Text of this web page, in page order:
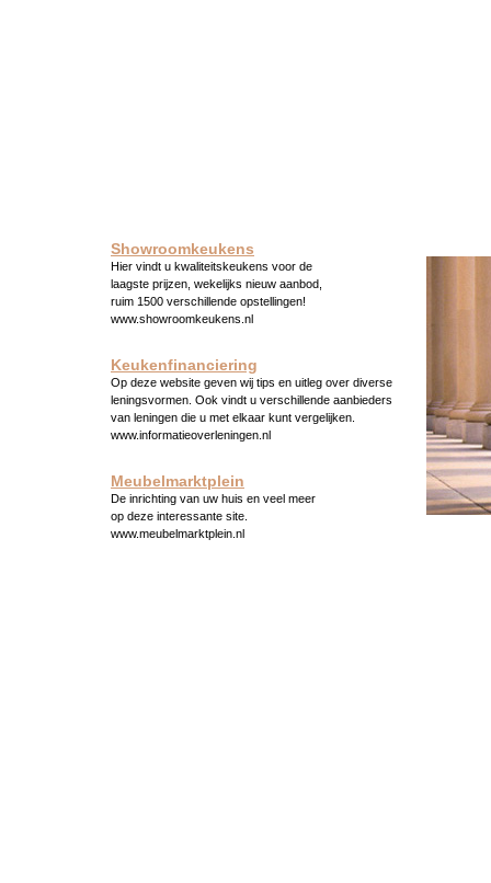
Showroomkeukens
Hier vindt u kwaliteitskeukens voor de
laagste prijzen, wekelijks nieuw aanbod,
ruim 1500 verschillende opstellingen!
www.showroomkeukens.nl
Keukenfinanciering
Op deze website geven wij tips en uitleg over diverse
leningsvormen. Ook vindt u verschillende aanbieders
van leningen die u met elkaar kunt vergelijken.
www.informatieoverleningen.nl
Meubelmarktplein
De inrichting van uw huis en veel meer
op deze interessante site.
www.meubelmarktplein.nl